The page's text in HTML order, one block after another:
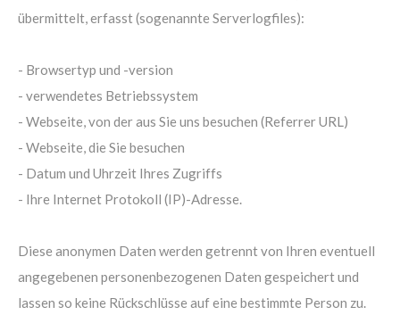
übermittelt, erfasst (sogenannte Serverlogfiles):
- Browsertyp und -version
- verwendetes Betriebssystem
- Webseite, von der aus Sie uns besuchen (Referrer URL)
- Webseite, die Sie besuchen
- Datum und Uhrzeit Ihres Zugriffs
- Ihre Internet Protokoll (IP)-Adresse.
Diese anonymen Daten werden getrennt von Ihren eventuell
angegebenen personenbezogenen Daten gespeichert und
lassen so keine Rückschlüsse auf eine bestimmte Person zu.